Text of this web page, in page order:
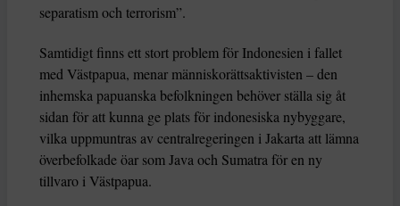
separatism och terrorism”.
Samtidigt finns ett stort problem för Indonesien i fallet
med Västpapua, menar människorättsaktivisten – den
inhemska papuanska befolkningen behöver ställa sig åt
sidan för att kunna ge plats för indonesiska nybyggare,
vilka uppmuntras av centralregeringen i Jakarta att lämna
överbefolkade öar som Java och Sumatra för en ny
tillvaro i Västpapua.